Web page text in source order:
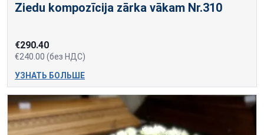
Ziedu kompozīcija zārka vākam Nr.310
€290.40
€240.00 (без НДС)
УЗНАТЬ БОЛЬШЕ